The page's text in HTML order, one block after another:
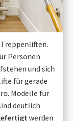
Personen
und sich
für gerade
Modelle für
deutlich
werden